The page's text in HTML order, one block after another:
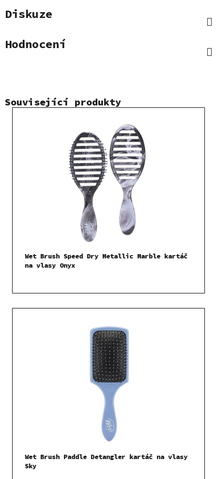
Diskuze
Hodnocení
Související produkty
Wet Brush Speed Dry Metallic Marble kartáč
na vlasy Onyx
Wet Brush Paddle Detangler kartáč na vlasy
Sky